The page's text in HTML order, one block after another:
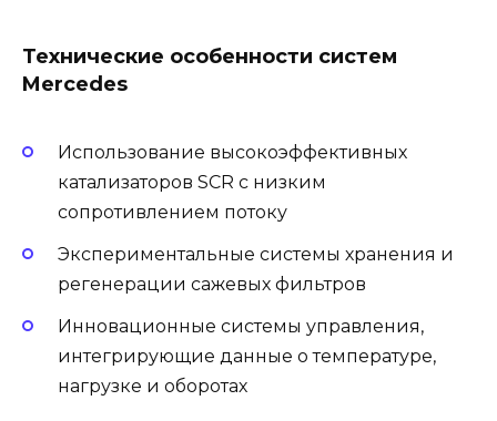
Технические особенности систем
Mercedes
Использование высокоэффективных
катализаторов SCR с низким
сопротивлением потоку
Экспериментальные системы хранения и
регенерации сажевых фильтров
Инновационные системы управления,
интегрирующие данные о температуре,
нагрузке и оборотах